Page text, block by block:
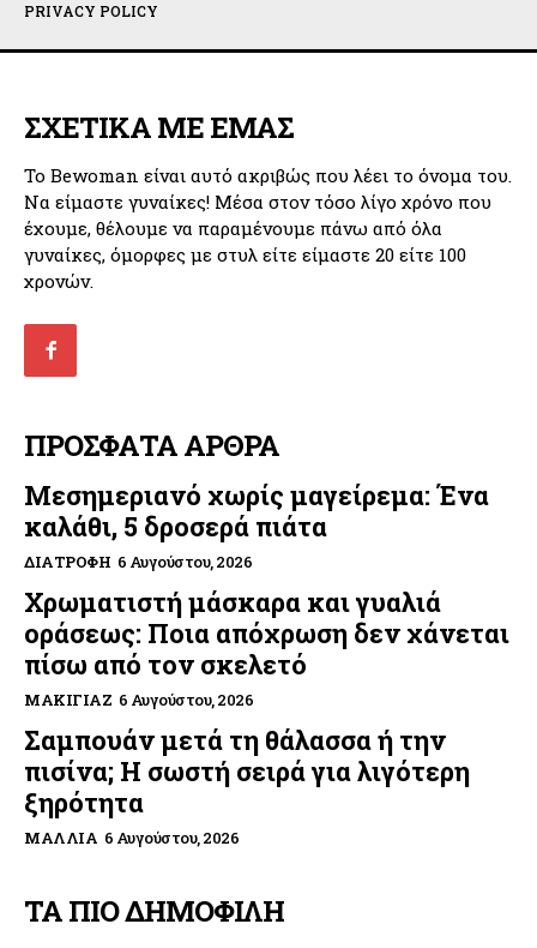
PRIVACY POLICY
ΣΧΕΤΙΚΑ ΜΕ ΕΜΑΣ
Το Bewoman είναι αυτό ακριβώς που λέει το όνομα του.
Να είμαστε γυναίκες! Μέσα στον τόσο λίγο χρόνο που
έχουμε, θέλουμε να παραμένουμε πάνω από όλα
γυναίκες, όμορφες με στυλ είτε είμαστε 20 είτε 100
χρονών.
ΠΡΟΣΦΑΤΑ ΑΡΘΡΑ
Μεσημεριανό χωρίς μαγείρεμα: Ένα
καλάθι, 5 δροσερά πιάτα
ΔΙΑΤΡΟΦΉ 6 Αυγούστου, 2026
Χρωματιστή μάσκαρα και γυαλιά
οράσεως: Ποια απόχρωση δεν χάνεται
πίσω από τον σκελετό
ΜΑΚΙΓΙΆΖ 6 Αυγούστου, 2026
Σαμπουάν μετά τη θάλασσα ή την
πισίνα; Η σωστή σειρά για λιγότερη
ξηρότητα
ΜΑΛΛΙΆ 6 Αυγούστου, 2026
ΤΑ ΠΙΟ ΔΗΜΟΦΙΛΗ